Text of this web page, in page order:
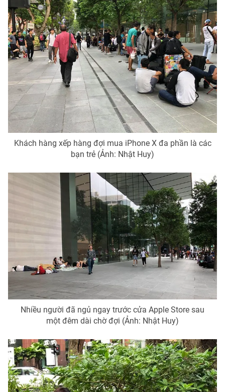
Khách hàng xếp hàng đợi mua iPhone X đa phần là các
bạn trẻ (Ảnh: Nhật Huy)
Nhiều người đã ngủ ngay trước cửa Apple Store sau
một đêm dài chờ đợi (Ảnh: Nhật Huy)